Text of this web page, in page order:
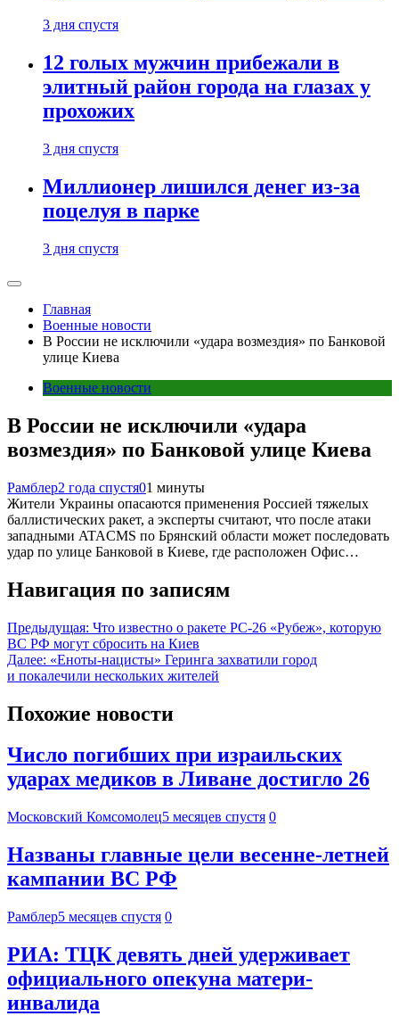
3 дня спустя
12 голых мужчин прибежали в
элитный район города на глазах у
прохожих
3 дня спустя
Миллионер лишился денег из-за
поцелуя в парке
3 дня спустя
Главная
Военные новости
В России не исключили «удара возмездия» по Банковой
улице Киева
Военные новости
В России не исключили «удара
возмездия» по Банковой улице Киева
Рамблер2 года спустя01 минуты
Жители Украины опасаются применения Россией тяжелых
баллистических ракет, а эксперты считают, что после атаки
западными ATACMS по Брянский области может последовать
удар по улице Банковой в Киеве, где расположен Офис…
Навигация по записям
Предыдущая: Что известно о ракете РС-26 «Рубеж», которую
ВС РФ могут сбросить на Киев
Далее: «Еноты-нацисты» Геринга захватили город
и покалечили нескольких жителей
Похожие новости
Число погибших при израильских
ударах медиков в Ливане достигло 26
Московский Комсомолец5 месяцев спустя 0
Названы главные цели весенне-летней
кампании ВС РФ
Рамблер5 месяцев спустя 0
РИА: ТЦК девять дней удерживает
официального опекуна матери-
инвалида